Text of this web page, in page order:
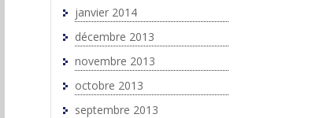
janvier 2014
décembre 2013
novembre 2013
octobre 2013
septembre 2013